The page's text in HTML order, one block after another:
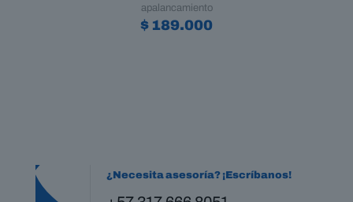
apalancamiento
$ 189.000
¿Necesita asesoría? ¡Escríbanos!